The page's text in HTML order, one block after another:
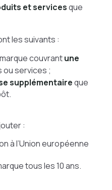
et servicesque
les suivants :
couvrantune
ou services ;
supplémentaireque
:
à l’Union européenne
tous les 10 ans.